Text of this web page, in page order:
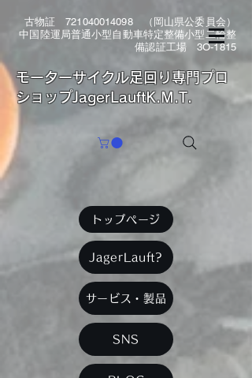
古物証 721040014098（岡山県公委員会）
中国陸運局普通小型自動車特定整備小型二輪整
備認証工場 3O-1815
​モーターサイクル足回り専門プロ
ショップJagerLauftK.M.T.
トップページ
JagerLauft?
サービス・製品
SNS